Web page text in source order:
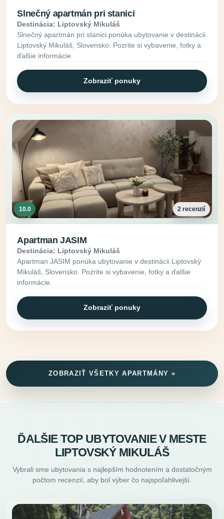
Slnečný apartmán pri stanici
Destinácia: Liptovský Mikuláš
Slnečný apartmán pri stanici ponúka ubytovanie v destinácii
Liptovský Mikuláš, Slovensko. Pozrite si vybavenie, fotky a
ďalšie informácie.
Zobraziť ponuky
10.0 2 recenzií
Apartman JASIM
Destinácia: Liptovský Mikuláš
Apartman JASIM ponúka ubytovanie v destinácii Liptovský
Mikuláš, Slovensko. Pozrite si vybavenie, fotky a ďalšie
informácie.
Zobraziť ponuky
ZOBRAZIŤ VŠETKY APARTMÁNY »
ĎALŠIE TOP UBYTOVANIE V MESTE
LIPTOVSKÝ MIKULÁŠ
Vybrali sme ubytovania s najlepším hodnotením a dostatočným
počtom recenzií, aby bol výber čo najspoľahlivejší.